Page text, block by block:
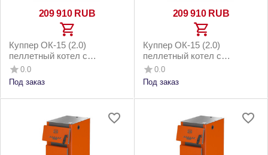
209 910 RUB
Куппер ОК-15 (2.0)
пеллетный котел с
горелкой 26 Комфорт 3.0 и
напольным бункером до
150м2
0.0
Под заказ
209 910 RUB
Куппер ОК-15 (2.0)
пеллетный котел с
горелкой 26 Комфорт 3.0 и
котельным бункером до
150м2
0.0
Под заказ